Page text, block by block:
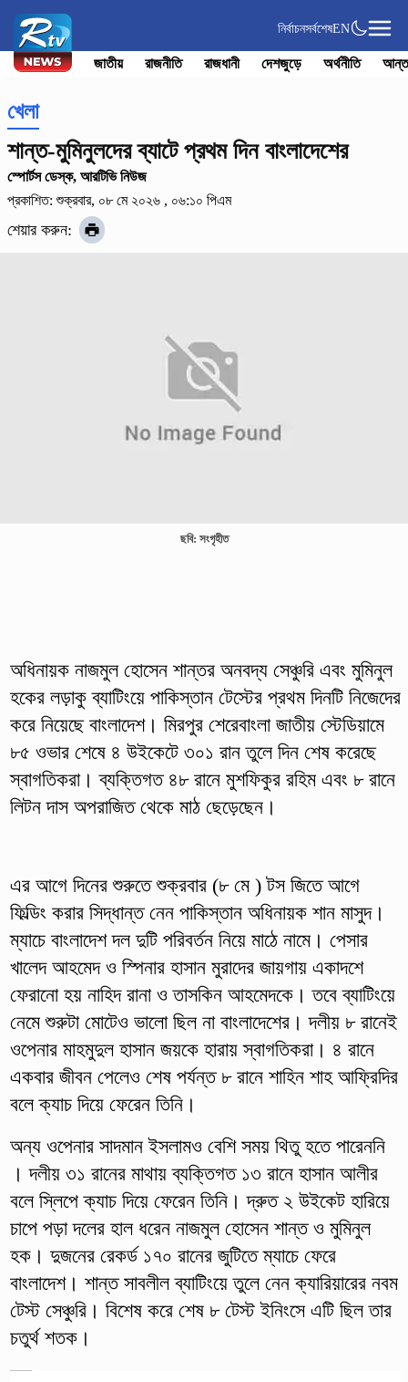
নির্বাচনসর্বশেষEN
জাতীয় রাজনীতি রাজধানী দেশজুড়ে অর্থনীতি
খেলা
শান্ত-মুমিনুলদের ব্যাটে প্রথম দিন বাংলাদেশের
স্পোর্টস ডেস্ক, আরটিভি নিউজ
প্রকাশিত: শুক্রবার, ০৮ মে ২০২৬ , ০৬:১০ পিএম
শেয়ার করুন:
ছবি: সংগৃহীত
অধিনায়ক নাজমুল হোসেন শান্তর অনবদ্য সেঞ্চুরি এবং মুমিনুল
হকের লড়াকু ব্যাটিংয়ে পাকিস্তান টেস্টের প্রথম দিনটি নিজেদের
করে নিয়েছে বাংলাদেশ। মিরপুর শেরেবাংলা জাতীয় স্টেডিয়ামে
৮৫ ওভার শেষে ৪ উইকেটে ৩০১ রান তুলে দিন শেষ করেছে
স্বাগতিকরা। ব্যক্তিগত ৪৮ রানে মুশফিকুর রহিম এবং ৮ রানে
লিটন দাস অপরাজিত থেকে মাঠ ছেড়েছেন।
এর আগে দিনের শুরুতে শুক্রবার (৮ মে ) টস জিতে আগে
ফিল্ডিং করার সিদ্ধান্ত নেন পাকিস্তান অধিনায়ক শান মাসুদ।
ম্যাচে বাংলাদেশ দল দুটি পরিবর্তন নিয়ে মাঠে নামে। পেসার
খালেদ আহমেদ ও স্পিনার হাসান মুরাদের জায়গায় একাদশে
ফেরানো হয় নাহিদ রানা ও তাসকিন আহমেদকে। তবে ব্যাটিংয়ে
নেমে শুরুটা মোটেও ভালো ছিল না বাংলাদেশের। দলীয় ৮ রানেই
ওপেনার মাহমুদুল হাসান জয়কে হারায় স্বাগতিকরা। ৪ রানে
একবার জীবন পেলেও শেষ পর্যন্ত ৮ রানে শাহিন শাহ আফ্রিদির
বলে ক্যাচ দিয়ে ফেরেন তিনি।
অন্য ওপেনার সাদমান ইসলামও বেশি সময় থিতু হতে পারেননি
। দলীয় ৩১ রানের মাথায় ব্যক্তিগত ১৩ রানে হাসান আলীর
বলে স্লিপে ক্যাচ দিয়ে ফেরেন তিনি। দ্রুত ২ উইকেট হারিয়ে
চাপে পড়া দলের হাল ধরেন নাজমুল হোসেন শান্ত ও মুমিনুল
হক। দুজনের রেকর্ড ১৭০ রানের জুটিতে ম্যাচে ফেরে
বাংলাদেশ। শান্ত সাবলীল ব্যাটিংয়ে তুলে নেন ক্যারিয়ারের নবম
টেস্ট সেঞ্চুরি। বিশেষ করে শেষ ৮ টেস্ট ইনিংসে এটি ছিল তার
চতুর্থ শতক।